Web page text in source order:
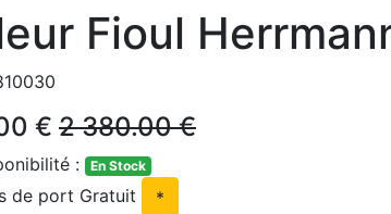
Fioul
€ 2 380.00 €
: En Stock
de port Gratuit
*